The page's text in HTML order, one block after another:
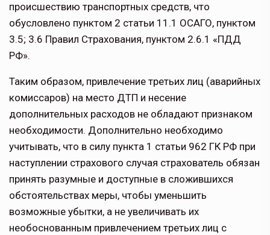
происшествию транспортных средств, что
обусловлено пунктом 2 статьи 11.1 ОСАГО, пунктом
3.5; 3.6 Правил Страхования, пунктом 2.6.1 «ПДД
РФ».
Таким образом, привлечение третьих лиц (аварийных
комиссаров) на место ДТП и несение
дополнительных расходов не обладают признаком
необходимости. Дополнительно необходимо
учитывать, что в силу пункта 1 статьи 962 ГК РФ при
наступлении страхового случая страхователь обязан
принять разумные и доступные в сложившихся
обстоятельствах меры, чтобы уменьшить
возможные убытки, а не увеличивать их
необоснованным привлечением третьих лиц с